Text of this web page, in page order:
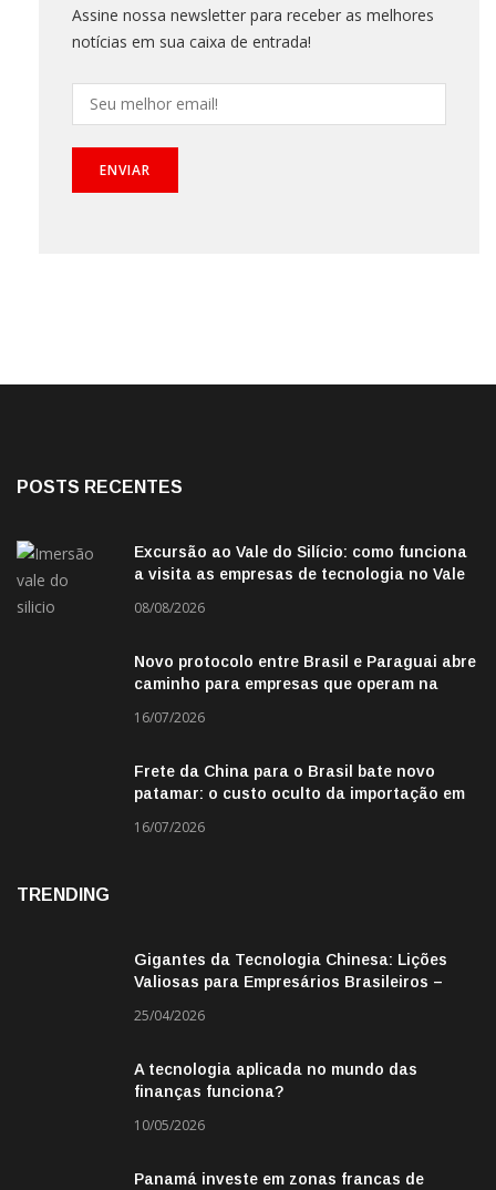
Assine nossa newsletter para receber as melhores
notícias em sua caixa de entrada!
POSTS RECENTES
Excursão ao Vale do Silício: como funciona
a visita as empresas de tecnologia no Vale
08/08/2026
Novo protocolo entre Brasil e Paraguai abre
caminho para empresas que operam na
16/07/2026
Frete da China para o Brasil bate novo
patamar: o custo oculto da importação em
16/07/2026
TRENDING
Gigantes da Tecnologia Chinesa: Lições
Valiosas para Empresários Brasileiros –
25/04/2026
A tecnologia aplicada no mundo das
finanças funciona?
10/05/2026
Panamá investe em zonas francas de